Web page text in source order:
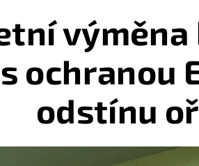
ochranou
odstínu